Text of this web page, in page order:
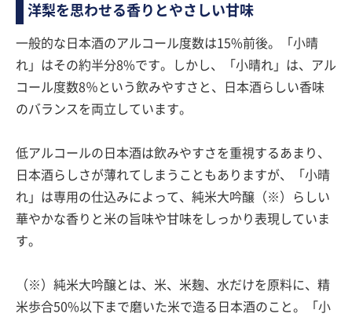
洋梨を思わせる香りとやさしい甘味
一般的な日本酒のアルコール度数は15%前後。「小晴
れ」はその約半分8%です。しかし、「小晴れ」は、アル
コール度数8％という飲みやすさと、日本酒らしい香味
のバランスを両立しています。
低アルコールの日本酒は飲みやすさを重視するあまり、
日本酒らしさが薄れてしまうこともありますが、「小晴
れ」は専用の仕込みによって、純米大吟醸（※）らしい
華やかな香りと米の旨味や甘味をしっかり表現していま
す。
（※）純米大吟醸とは、米、米麹、水だけを原料に、精
米歩合50%以下まで磨いた米で造る日本酒のこと。「小